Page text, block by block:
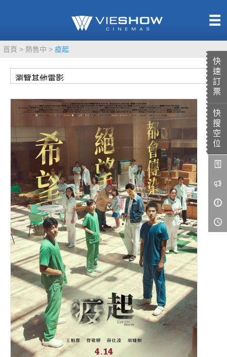
快
速
訂
票
快
搜
空
位
首頁 熱售中 疫起
TITAN SCREEN
MUCROWN
IMAX
4DX
VR 演唱會
GOLD CLASS
AD口述影像
LIVE演唱會
影城餐飲
UNICORN
影城公告
影城活動
中獎名單
合作夥伴